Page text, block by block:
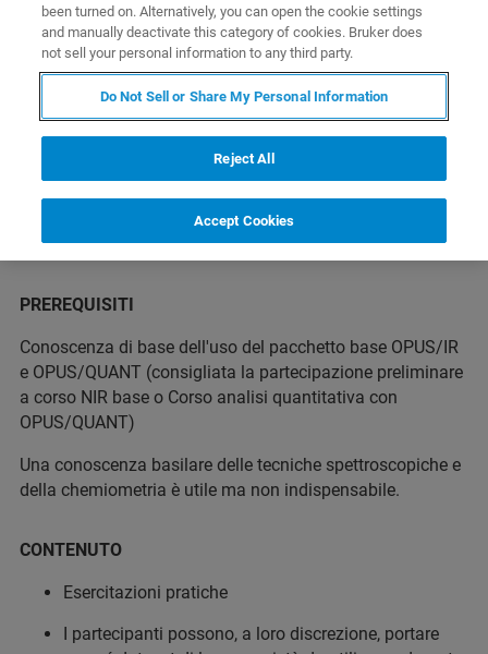
L'utilizzo di software per l'analisi quantitative richiede
esercizio. Il corso è completamente pratico e prevede
l'utilizzo di postazioni interattive.
Il corso si rivolge ad un utente che vuole esercitarsi sullo
sviluppo di calibrazioni quantitative.
PREREQUISITI
Conoscenza di base dell'uso del pacchetto base OPUS/IR
e OPUS/QUANT (consigliata la partecipazione preliminare
a corso NIR base o Corso analisi quantitativa con
OPUS/QUANT)
Una conoscenza basilare delle tecniche spettroscopiche e
della chemiometria è utile ma non indispensabile.
CONTENUTO
Esercitazioni pratiche
I partecipanti possono, a loro discrezione, portare
been turned on. Alternatively, you can open the cookie settings
and manually deactivate this category of cookies. Bruker does
not sell your personal information to any third party.
Do Not Sell or Share My Personal Information
Reject All
Accept Cookies